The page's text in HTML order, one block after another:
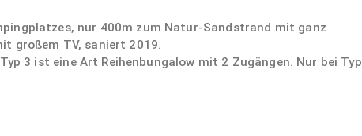
nur 400m zum Natur-Sandstrand mit ganz
großem TV, saniert 2019.
3 ist eine Art Reihenbungalow mit 2 Zugängen. Nur bei Typ